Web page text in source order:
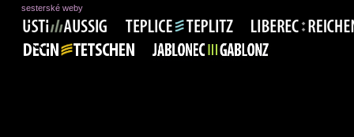
sesterské weby